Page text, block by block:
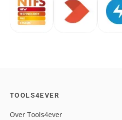
TOOLS4EVER
Over Tools4ever